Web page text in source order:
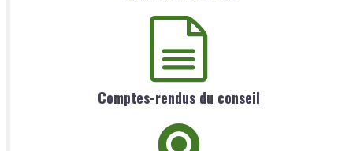
Comptes-rendus du conseil